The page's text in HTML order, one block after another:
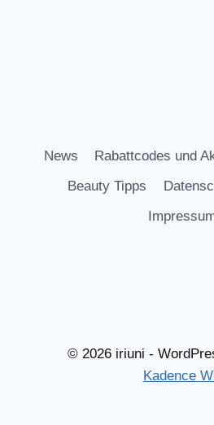
News Rabattcodes und
Beauty Tipps
© 2026 iriuni -
Kadence